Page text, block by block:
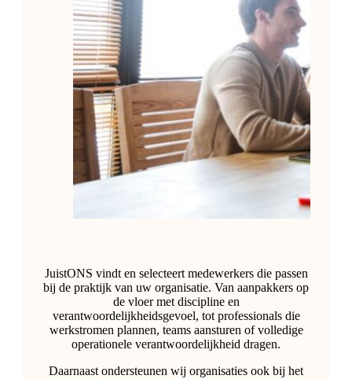
JuistONS vindt en selecteert medewerkers die passen
bij de praktijk van uw organisatie. Van aanpakkers op
de vloer met discipline en
verantwoordelijkheidsgevoel, tot professionals die
werkstromen plannen, teams aansturen of volledige
operationele verantwoordelijkheid dragen.
Daarnaast ondersteunen wij organisaties ook bij het